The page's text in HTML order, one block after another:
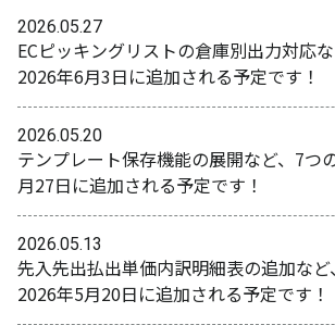
2026.05.27
ECピッキングリストの倉庫別出力対応
2026年6月3日に追加される予定です！
2026.05.20
テンプレート保存機能の展開など、7つ
月27日に追加される予定です！
2026.05.13
先入先出払出単価内訳明細表の追加な
2026年5月20日に追加される予定です！